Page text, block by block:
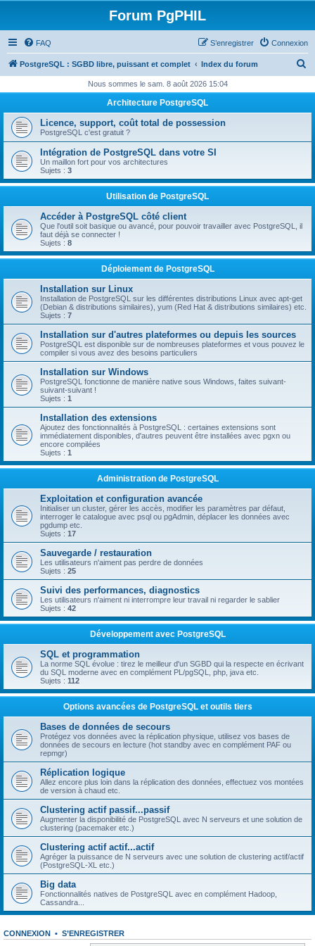
Forum PgPHIL
FAQ Connexion
S’enregistrer
PostgreSQL : SGBD libre, puissant et complet Index du forum
h
h
Nous sommes le sam. 8 août 2026 15:04
Architecture PostgreSQL
Licence, support, coût total de possession
PostgreSQL c'est gratuit ?
Intégration de PostgreSQL dans votre SI
Un maillon fort pour vos architectures
Sujets : 3
Utilisation de PostgreSQL
Accéder à PostgreSQL côté client
Que l'outil soit basique ou avancé, pour pouvoir travailler avec PostgreSQL, il
faut déjà se connecter !
Sujets : 8
Déploiement de PostgreSQL
Installation sur Linux
Installation de PostgreSQL sur les différentes distributions Linux avec apt-get
(Debian & distributions similaires), yum (Red Hat & distributions similaires) etc.
Sujets : 7
Installation sur d'autres plateformes ou depuis les sources
PostgreSQL est disponible sur de nombreuses plateformes et vous pouvez le
compiler si vous avez des besoins particuliers
Installation sur Windows
PostgreSQL fonctionne de manière native sous Windows, faites suivant-
suivant-suivant !
Sujets : 1
Installation des extensions
Ajoutez des fonctionnalités à PostgreSQL : certaines extensions sont
immédiatement disponibles, d'autres peuvent être installées avec pgxn ou
encore compilées
Sujets : 1
Administration de PostgreSQL
Exploitation et configuration avancée
Initialiser un cluster, gérer les accès, modifier les paramètres par défaut,
interroger le catalogue avec psql ou pgAdmin, déplacer les données avec
pgdump etc.
Sujets : 17
Sauvegarde / restauration
Les utilisateurs n'aiment pas perdre de données
Sujets : 25
Suivi des performances, diagnostics
Les utilisateurs n'aiment ni interrompre leur travail ni regarder le sablier
Sujets : 42
Développement avec PostgreSQL
SQL et programmation
La norme SQL évolue : tirez le meilleur d'un SGBD qui la respecte en écrivant
du SQL moderne avec en complément PL/pgSQL, php, java etc.
Sujets : 112
Options avancées de PostgreSQL et outils tiers
Bases de données de secours
Protégez vos données avec la réplication physique, utilisez vos bases de
données de secours en lecture (hot standby avec en complément PAF ou
repmgr)
Réplication logique
Allez encore plus loin dans la réplication des données, effectuez vos montées
de version à chaud etc.
Clustering actif passif...passif
Augmenter la disponibilité de PostgreSQL avec N serveurs et une solution de
clustering (pacemaker etc.)
Clustering actif actif...actif
Agréger la puissance de N serveurs avec une solution de clustering actif/actif
(PostgreSQL-XL etc.)
Big data
Fonctionnalités natives de PostgreSQL avec en complément Hadoop,
Cassandra...
CONNEXION • S’ENREGISTRER